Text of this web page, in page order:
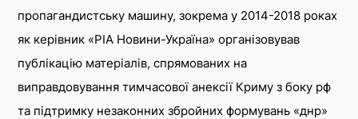
пропагандистську машину, зокрема у 2014-2018 роках
як керівник «РІА Новини-Україна» організовував
публікацію матеріалів, спрямованих на
виправдовування тимчасової анексії Криму з боку рф
та підтримку незаконних збройних формувань «днр»